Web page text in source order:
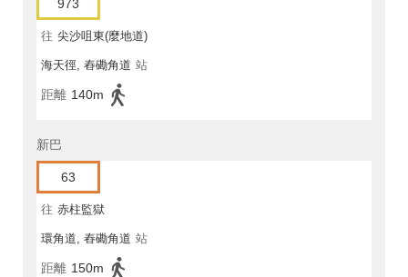
973
往 尖沙咀東(麼地道)
海天徑, 舂磡角道 站
距離 140m
新巴
63
往 赤柱監獄
環角道, 舂磡角道 站
距離 150m